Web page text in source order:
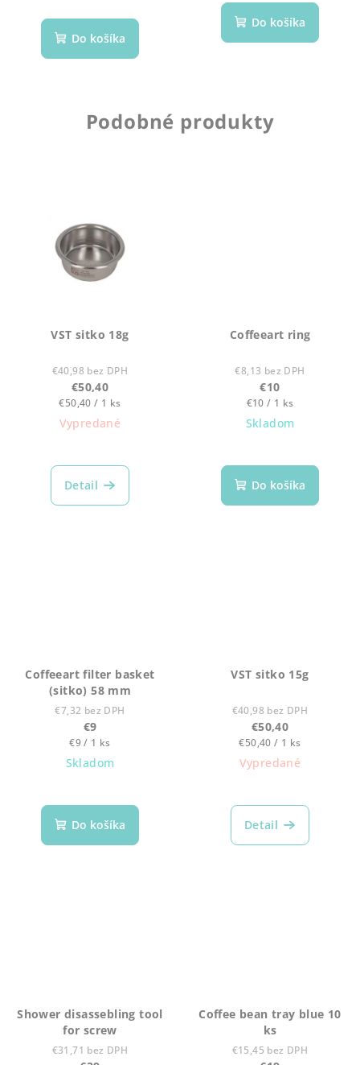
Do košíka
Do košíka
Podobné produkty
VST sitko 18g
€40,98 bez DPH
€50,40
Jednotková
cena:
€50,40 / 1 ks
Vypredané
Detail
Coffeeart ring
€8,13 bez DPH
€10
Jednotková
cena:
€10 / 1 ks
Skladom
Do košíka
Coffeeart filter basket
(sitko) 58 mm
€7,32 bez DPH
€9
Jednotková
cena:
€9 / 1 ks
Skladom
Do košíka
VST sitko 15g
€40,98 bez DPH
€50,40
Jednotková
cena:
€50,40 / 1 ks
Vypredané
Detail
Shower disassebling tool
for screw
€31,71 bez DPH
Coffee bean tray blue 10
ks
€15,45 bez DPH